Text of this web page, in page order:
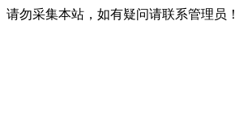
请勿采集本站，如有疑问请联系管理员！